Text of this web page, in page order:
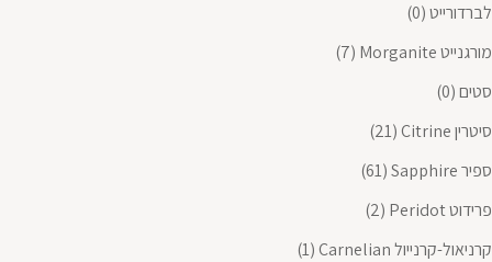
לברדורייט(0)
מורגנייט Morganite
(7)
סטים(0)
סיטרין Citrine
(21)
ספיר Sapphire
(61)
פרידוט Peridot
(2)
קרניאול-קרנייול Carnelian
(1)